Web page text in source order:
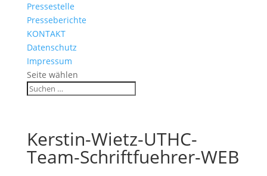
Pressestelle
Presseberichte
KONTAKT
Datenschutz
Impressum
Seite wählen
Kerstin-Wietz-UTHC-
Team-Schriftfuehrer-WEB